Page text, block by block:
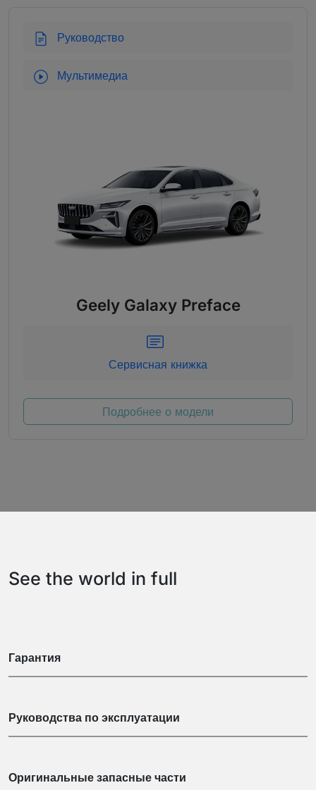
Руководство
Мультимедиа
Geely Galaxy Preface
Сервисная книжка
Подробнее о модели
See the world in full
Гарантия
Руководства по эксплуатации
Оригинальные запасные части